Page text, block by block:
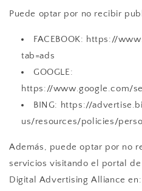
Puede optar por no recibir
FACEBOOK: https://
tab=ads
GOOGLE:
https://www.google.com/
BING: https://
us/resources/policies/
Además, puede optar por no
servicios visitando el portal
Digital Advertising Alliance en: